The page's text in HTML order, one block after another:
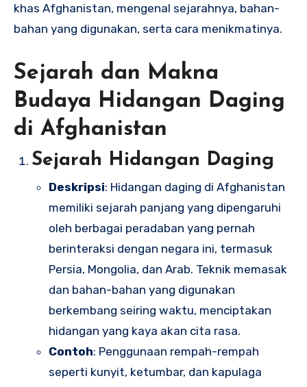
khas Afghanistan, mengenal sejarahnya, bahan-
bahan yang digunakan, serta cara menikmatinya.
Sejarah dan Makna
Budaya Hidangan Daging
di Afghanistan
Sejarah Hidangan Daging
Deskripsi: Hidangan daging di Afghanistan
memiliki sejarah panjang yang dipengaruhi
oleh berbagai peradaban yang pernah
berinteraksi dengan negara ini, termasuk
Persia, Mongolia, dan Arab. Teknik memasak
dan bahan-bahan yang digunakan
berkembang seiring waktu, menciptakan
hidangan yang kaya akan cita rasa.
Contoh: Penggunaan rempah-rempah
seperti kunyit, ketumbar, dan kapulaga